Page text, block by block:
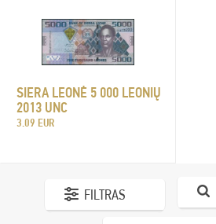
SIERA LEONĖ 5 000 LEONIŲ
2013 UNC
3.09 EUR
FILTRAS